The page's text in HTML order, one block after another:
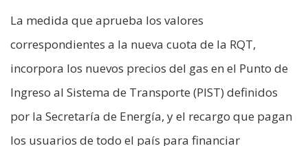
La medida que aprueba los valores
correspondientes a la nueva cuota de la RQT,
incorpora los nuevos precios del gas en el Punto de
Ingreso al Sistema de Transporte (PIST) definidos
por la Secretaría de Energía, y el recargo que pagan
los usuarios de todo el país para financiar